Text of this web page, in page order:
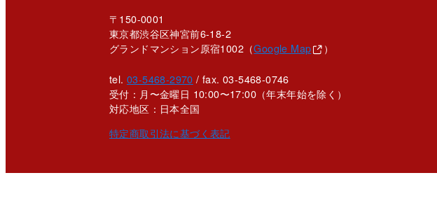
〒150-0001
東京都渋谷区神宮前6-18-2
グランドマンション原宿1002（Google Map ）
tel. 03-5468-2970 / fax. 03-5468-0746
受付：月〜金曜日 10:00〜17:00 （年末年始を除く）
対応地区：日本全国
特定商取引法に基づく表記